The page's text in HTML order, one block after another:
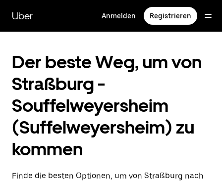
zum
Hauptinhalt
Uber Anmelden Registrieren
Der beste Weg, um von
Straßburg -
Souffelweyersheim
(Suffelweyersheim) zu
kommen
Finde die besten Optionen, um von Straßburg nach